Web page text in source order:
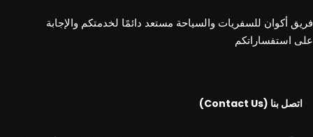
فريق أكوان للسفريات والسياحة مستعد دائمًا لخدمتكم والإجابة
على استفساراتكم
اتصل بنا (Contact Us)